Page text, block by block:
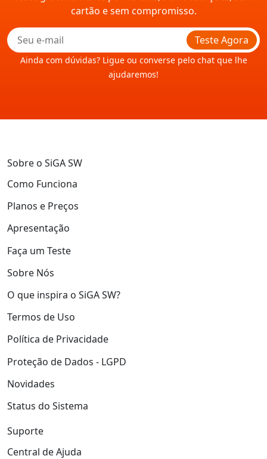
cartão e sem compromisso.
Teste Agora
Ainda com dúvidas? Ligue ou converse pelo chat que lhe
ajudaremos!
Sobre o SiGA SW
Como Funciona
Planos e Preços
Apresentação
Faça um Teste
Sobre Nós
O que inspira o SiGA SW?
Termos de Uso
Política de Privacidade
Proteção de Dados - LGPD
Novidades
Status do Sistema
Suporte
Central de Ajuda